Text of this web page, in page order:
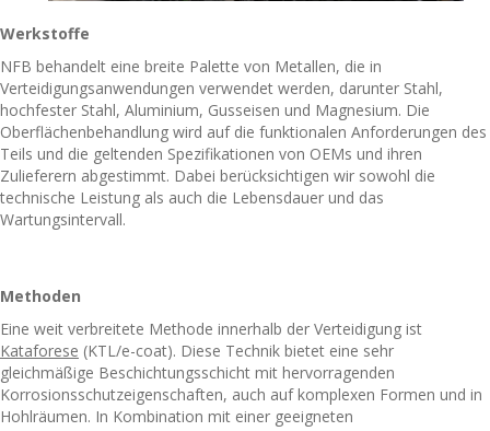
Werkstoffe
NFB behandelt eine breite Palette von Metallen, die in
Verteidigungsanwendungen verwendet werden, darunter Stahl,
hochfester Stahl, Aluminium, Gusseisen und Magnesium. Die
Oberflächenbehandlung wird auf die funktionalen Anforderungen des
Teils und die geltenden Spezifikationen von OEMs und ihren
Zulieferern abgestimmt. Dabei berücksichtigen wir sowohl die
technische Leistung als auch die Lebensdauer und das
Wartungsintervall.
Methoden
Eine weit verbreitete Methode innerhalb der Verteidigung ist
Kataforese (KTL/e-coat). Diese Technik bietet eine sehr
gleichmäßige Beschichtungsschicht mit hervorragenden
Korrosionsschutzeigenschaften, auch auf komplexen Formen und in
Hohlräumen. In Kombination mit einer geeigneten